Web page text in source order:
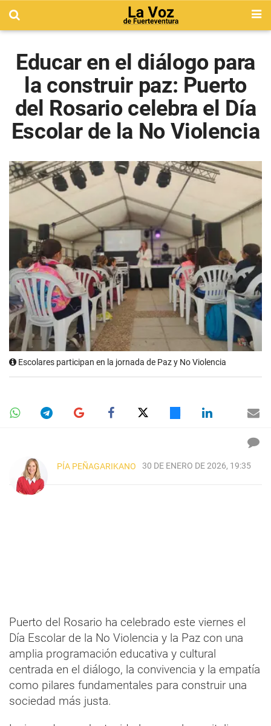
Educar en el diálogo para
la construir paz: Puerto
del Rosario celebra el Día
Escolar de la No Violencia
Escolares participan en la jornada de Paz y No Violencia
PÍA PEÑAGARIKANO 30 DE ENERO DE 2026, 19:35
Puerto del Rosario ha celebrado este viernes el
Día Escolar de la No Violencia y la Paz con una
amplia programación educativa y cultural
centrada en el diálogo, la convivencia y la empatía
como pilares fundamentales para construir una
sociedad más justa.